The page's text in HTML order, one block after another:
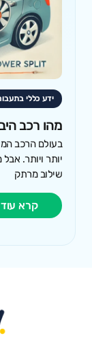
ידע כללי
מהו רכב
בעולם הרכב
יותר ויותר. אבל
שילוב מרתק
קרא עוד